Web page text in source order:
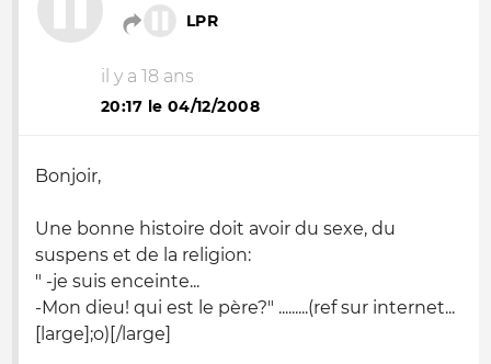
LPR
il y a 18 ans
20:17 le 04/12/2008
Bonjoir,
Une bonne histoire doit avoir du sexe, du
suspens et de la religion:
" -je suis enceinte...
-Mon dieu! qui est le père?" .........(ref sur internet...
[large];o)[/large]